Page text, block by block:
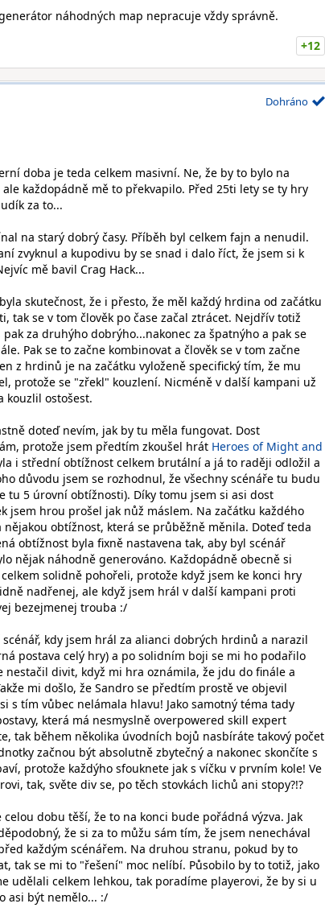
náhodných map nepracuje vždy správně.
+12
Dohráno
doba je teda celkem masivní. Ne, že by to bylo na
každopádně mě to překvapilo. Před 25ti lety se ty hry
za to...
na starý dobrý časy. Příběh byl celkem fajn a nenudil.
zvyknul a kupodivu by se snad i dalo říct, že jsem si k
mě bavil Crag Hack...
skutečnost, že i přesto, že měl každý hrdina od začátku
tak se v tom člověk po čase začal ztrácet. Nejdřív totiž
za druhýho dobrýho...nakonec za špatnýho a pak se
Pak se to začne kombinovat a člověk se v tom začne
z hrdinů je na začátku vyloženě specifický tím, že mu
protože se "zřekl" kouzlení. Nicméně v další kampani už
kouzlil ostošest.
doteď nevím, jak by tu měla fungovat. Dost
protože jsem předtím zkoušel hrát Heroes of Might and
i střední obtížnost celkem brutální a já to raději odložil a
důvodu jsem se rozhodnul, že všechny scénáře tu budu
tu 5 úrovní obtížnosti). Díky tomu jsem si asi dost
jsem hrou prošel jak nůž máslem. Na začátku každého
obtížnost, která se průběžně měnila. Doteď teda
obtížnost byla fixně nastavena tak, aby byl scénář
nějak náhodně generováno. Každopádně obecně si
solidně pohořeli, protože když jsem ke konci hry
nadřenej, ale když jsem hrál v další kampani proti
bezejmenej trouba :/
kdy jsem hrál za alianci dobrých hrdinů a narazil
postava celý hry) a po solidním boji se mi ho podařilo
nestačil divit, když mi hra oznámila, že jdu do finále a
mi došlo, že Sandro se předtím prostě ve objevil
s tím vůbec nelámala hlavu! Jako samotný téma tady
která má nesmyslně overpowered skill expert
tak během několika úvodních bojů nasbíráte takový počet
začnou být absolutně zbytečný a nakonec skončíte s
protože každýho sfouknete jak s víčku v prvním kole! Ve
tak, světe div se, po těch stovkách lichů ani stopy?!?
dobu těší, že to na konci bude pořádná výzva. Jak
že si za to můžu sám tím, že jsem nenechával
každým scénářem. Na druhou stranu, pokud by to
tak se mi to "řešení" moc nelíbí. Působilo by to totiž, jako
udělali celkem lehkou, tak poradíme playerovi, že by si u
asi být nemělo... :/